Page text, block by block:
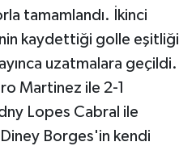
tamamlandı. İkinci
kaydettiği golle eşitliği
uzatmalara geçildi.
Martinez ile 2-1
Lopes Cabral ile
Borges'in kendi